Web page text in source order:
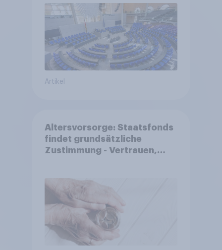
Artikel
Altersvorsorge: Staatsfonds
findet grundsätzliche
Zustimmung - Vertrauen,
Akzeptanz